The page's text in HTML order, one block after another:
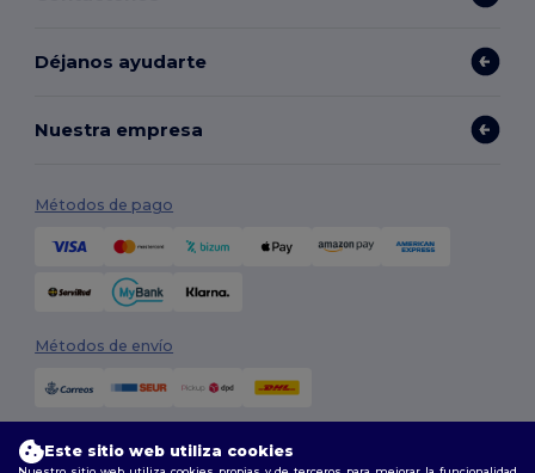
Déjanos ayudarte
Nuestra empresa
Métodos de pago
Métodos de envío
Este sitio web utiliza cookies